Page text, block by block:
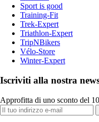
Sport is good
Training-Fit
Trek-Expert
Triathlon-Expert
TripNBikers
Vélo-Store
Winter-Expert
Iscriviti alla nostra
Approfitta di uno sconto del